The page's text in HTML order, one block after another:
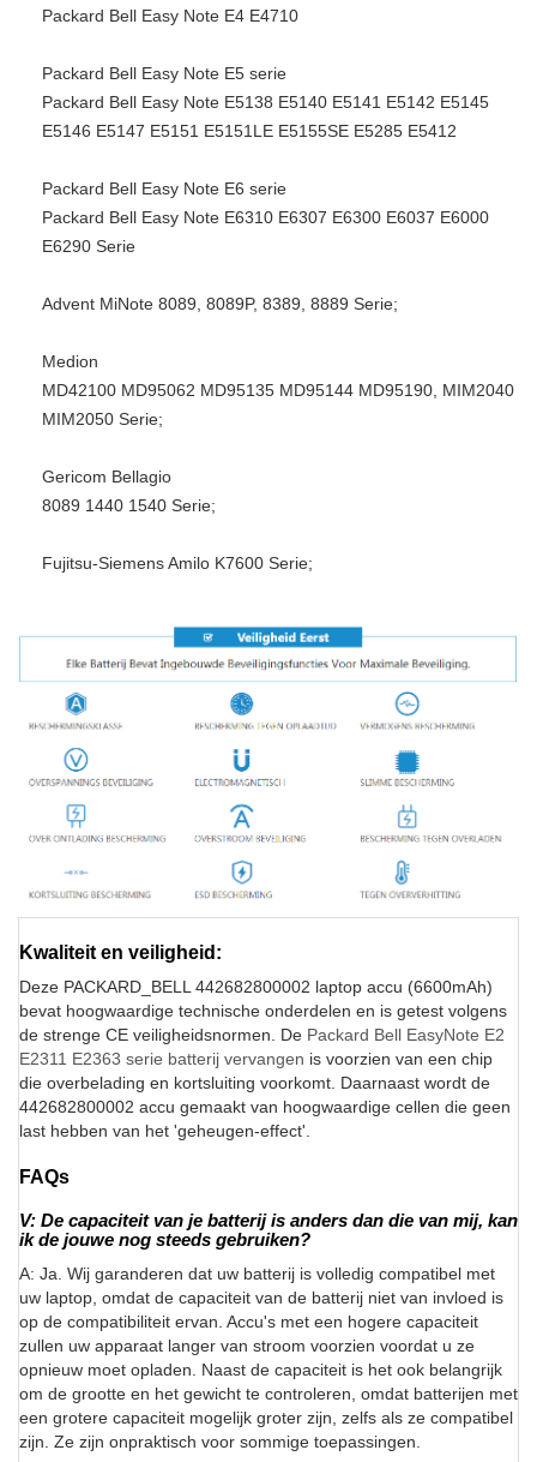
Packard Bell Easy Note E4 E4710
Packard Bell Easy Note E5 serie
Packard Bell Easy Note E5138 E5140 E5141 E5142 E5145
E5146 E5147 E5151 E5151LE E5155SE E5285 E5412
Packard Bell Easy Note E6 serie
Packard Bell Easy Note E6310 E6307 E6300 E6037 E6000
E6290 Serie
Advent MiNote 8089, 8089P, 8389, 8889 Serie;
Medion
MD42100 MD95062 MD95135 MD95144 MD95190, MIM2040
MIM2050 Serie;
Gericom Bellagio
8089 1440 1540 Serie;
Fujitsu-Siemens Amilo K7600 Serie;
Kwaliteit en veiligheid:
Deze PACKARD_BELL 442682800002 laptop accu (6600mAh)
bevat hoogwaardige technische onderdelen en is getest volgens
de strenge CE veiligheidsnormen. De Packard Bell EasyNote E2
E2311 E2363 serie batterij vervangen is voorzien van een chip
die overbelading en kortsluiting voorkomt. Daarnaast wordt de
442682800002 accu gemaakt van hoogwaardige cellen die geen
last hebben van het 'geheugen-effect'.
FAQs
V: De capaciteit van je batterij is anders dan die van mij, kan
ik de jouwe nog steeds gebruiken?
A: Ja. Wij garanderen dat uw batterij is volledig compatibel met
uw laptop, omdat de capaciteit van de batterij niet van invloed is
op de compatibiliteit ervan. Accu's met een hogere capaciteit
zullen uw apparaat langer van stroom voorzien voordat u ze
opnieuw moet opladen. Naast de capaciteit is het ook belangrijk
om de grootte en het gewicht te controleren, omdat batterijen met
een grotere capaciteit mogelijk groter zijn, zelfs als ze compatibel
zijn. Ze zijn onpraktisch voor sommige toepassingen.